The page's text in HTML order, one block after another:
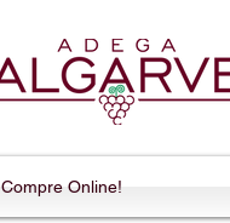
Compre Online!